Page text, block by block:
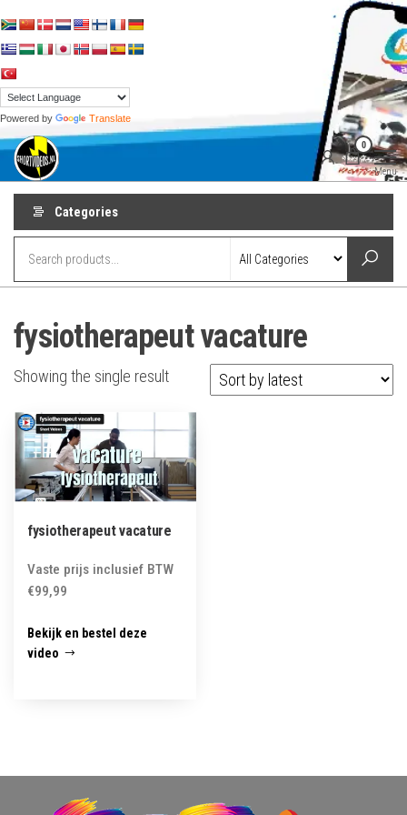
to
content
Powered by Translate
shortvideos.nl
ondernemers
0
Menu
Categories
fysiotherapeut vacature
Showing the single result
fysiotherapeut vacature
Vaste prijs inclusief BTW
€99,99
Bekijk en bestel deze
video